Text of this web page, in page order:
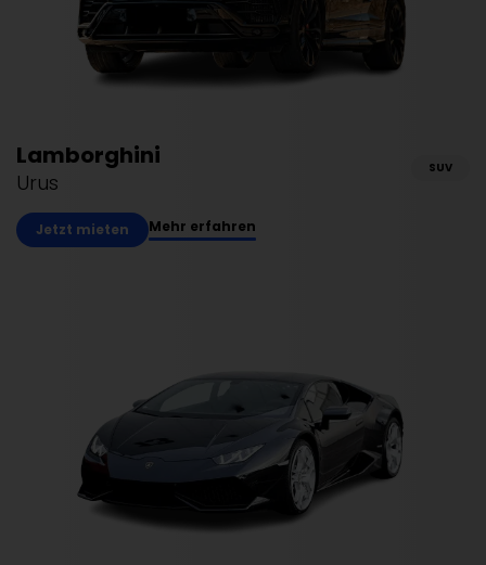
Lamborghini
Urus
SUV
Jetzt mieten Mehr erfahren